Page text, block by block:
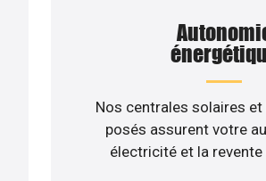
Nos centrales solaires et
posés assurent votre
électricité et la revente